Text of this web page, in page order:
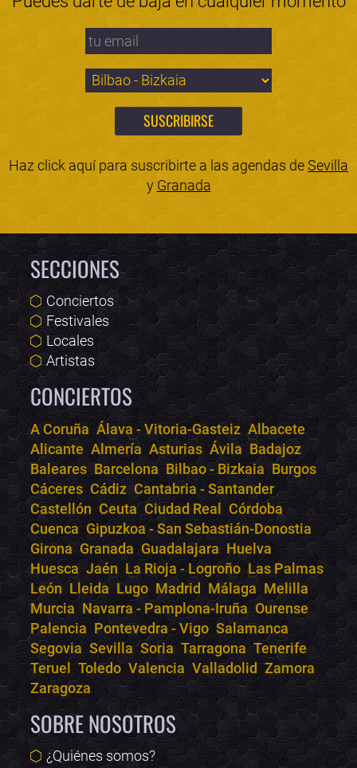
Haz click aquí para suscribirte a las agendas deSevilla
y Granada
SECCIONES
Conciertos
Festivales
Locales
Artistas
CONCIERTOS
A Coruña Álava - Vitoria-Gasteiz Albacete
Alicante Almería Asturias Ávila Badajoz
Baleares Barcelona Bilbao - Bizkaia Burgos
Cáceres Cádiz Cantabria - Santander
Castellón Ceuta Ciudad Real Córdoba
Cuenca Gipuzkoa - San Sebastián-Donostia
Girona Granada Guadalajara Huelva
Huesca Jaén La Rioja - Logroño Las Palmas
León Lleida Lugo Madrid Málaga Melilla
Murcia Navarra - Pamplona-Iruña Ourense
Palencia Pontevedra - Vigo Salamanca
Segovia Sevilla Soria Tarragona Tenerife
Teruel Toledo Valencia Valladolid Zamora
Zaragoza
SOBRE NOSOTROS
¿Quiénes somos?
Bololoco · conciertos.club
Online · Te ayudo a encontrar conciertos